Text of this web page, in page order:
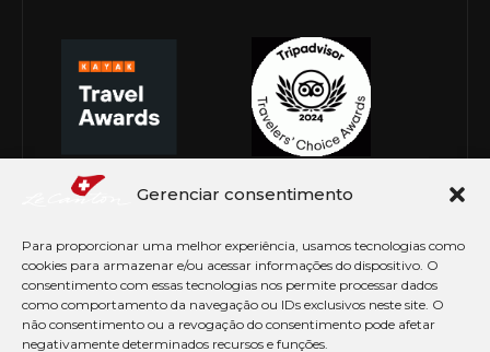
Gerenciar consentimento
Para proporcionar uma melhor experiência, usamos tecnologias como
cookies para armazenar e/ou acessar informações do dispositivo. O
consentimento com essas tecnologias nos permite processar dados
como comportamento da navegação ou IDs exclusivos neste site. O
não consentimento ou a revogação do consentimento pode afetar
negativamente determinados recursos e funções.
© Copyright 2026 Le Canton. Todos os direitos